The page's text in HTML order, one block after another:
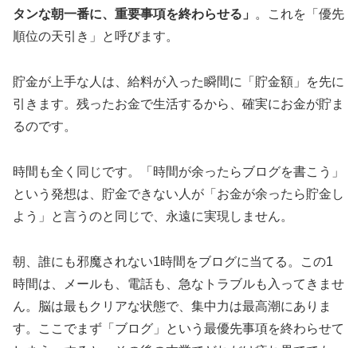
タンな朝一番に、重要事項を終わらせる」 。これを「優先
順位の天引き」と呼びます。
貯金が上手な人は、給料が入った瞬間に「貯金額」を先に
引きます。残ったお金で生活するから、確実にお金が貯ま
るのです。
時間も全く同じです。「時間が余ったらブログを書こう」
という発想は、貯金できない人が「お金が余ったら貯金し
よう」と言うのと同じで、永遠に実現しません。
朝、誰にも邪魔されない1時間をブログに当てる。この1
時間は、メールも、電話も、急なトラブルも入ってきませ
ん。脳は最もクリアな状態で、集中力は最高潮にありま
す。ここでまず「ブログ」という最優先事項を終わらせて